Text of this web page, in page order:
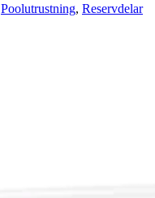
Poolutrustning, Reservdelar